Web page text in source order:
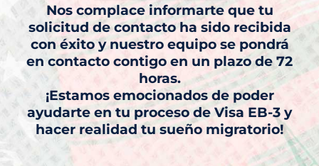
Nos complace informarte que tu
solicitud de contacto ha sido recibida
con éxito y nuestro equipo se pondrá
en contacto contigo en un plazo de 72
horas.
¡Estamos emocionados de poder
ayudarte en tu proceso de Visa EB-3 y
hacer realidad tu sueño migratorio!